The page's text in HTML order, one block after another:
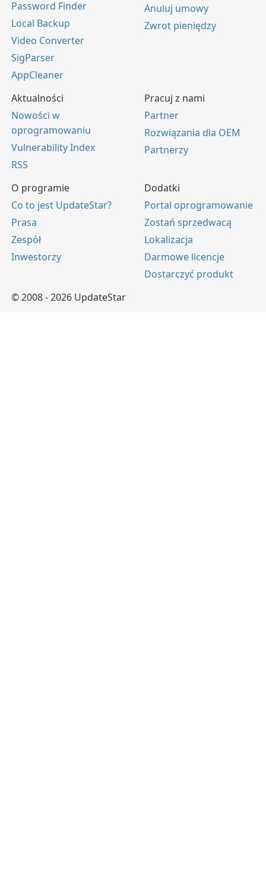
Password Finder
Local Backup
Video Converter
SigParser
AppCleaner
Anuluj umowy
Zwrot pieniędzy
Aktualności
Nowości w
oprogramowaniu
Vulnerability Index
RSS
Pracuj z nami
Partner
Rozwiązania dla OEM
Partnerzy
O programie
Co to jest UpdateStar?
Prasa
Zespół
Inwestorzy
Dodatki
Portal oprogramowanie
Zostań sprzedwacą
Lokalizacja
Darmowe licencje
Dostarczyć produkt
© 2008 - 2026 UpdateStar